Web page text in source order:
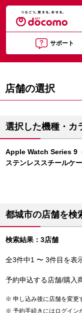
サポート
店舗の選択
選択した機種・カ
Apple Watch Series 9
ステンレススチールケ
都城市の店舗を検
検索結果：3店舗
全3件中1 〜 3件目を表
予約申込する店舗/購入
申し込み後に店舗を変更
予約手続きにはログイン